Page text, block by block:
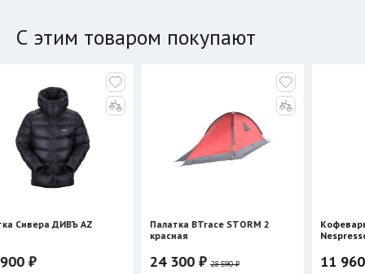
С этим товаром покупают
AZ
Палатка BTrace STORM 2
28 590 ₽
Кофеварка Cera+ PCM
Nespresso/молотый